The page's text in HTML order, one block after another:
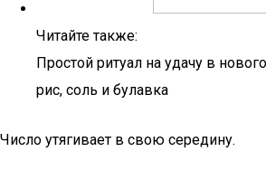
Читайте также:
Простой ритуал на удачу в
рис, соль и булавка
Число утягивает в свою середину.